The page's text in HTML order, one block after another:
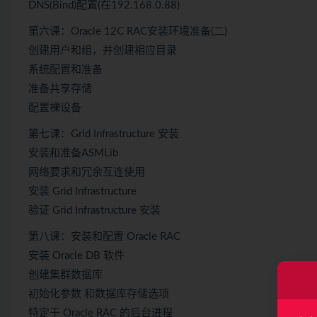
DNS(Bind)配置(在192.168.0.88)
第六课：Oracle 12C RAC安装环境准备(二)
创建用户和组，并创建相应目录
系统配置和准备
准备共享存储
配置裸设备
第七课：Grid Infrastructure 安装
安装和准备ASMLib
网络要求和冗余互连使用
安装 Grid Infrastructure
验证 Grid Infrastructure 安装
第八课：安装和配置 Oracle RAC
安装 Oracle DB 软件
创建集群数据库
初始化参数 和数据库存储选项
特定于 Oracle RAC 的后台进程